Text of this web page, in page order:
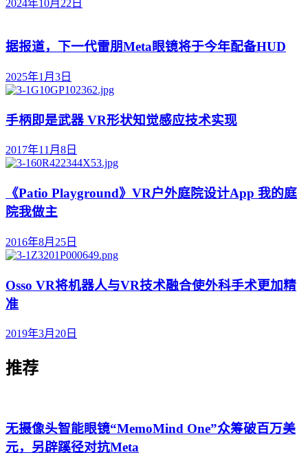
2024年10月22日
据报道，下一代雷朋Meta眼镜将于今年配备HUD
2025年1月3日
手柄即是武器 VR形状知觉感应技术实现
2017年11月8日
《Patio Playground》VR户外庭院设计App 我的庭
院我做主
2016年8月25日
Osso VR将机器人与VR技术融合使外科手术更加精
准
2019年3月20日
推荐
无摄像头智能眼镜“MemoMind One”众筹破百万美
元，另辟蹊径对抗Meta